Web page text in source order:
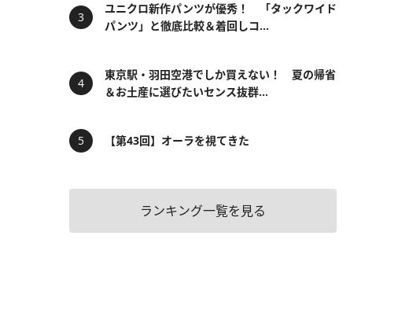
ユニクロ新作パンツが優秀！ 「タックワイド
パンツ」と徹底比較＆着回しコ...
東京駅・羽田空港でしか買えない！ 夏の帰省
＆お土産に選びたいセンス抜群...
【第43回】オーラを視てきた
ランキング一覧を見る